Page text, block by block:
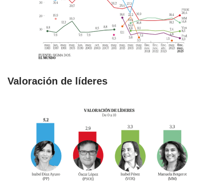
Valoración de líderes